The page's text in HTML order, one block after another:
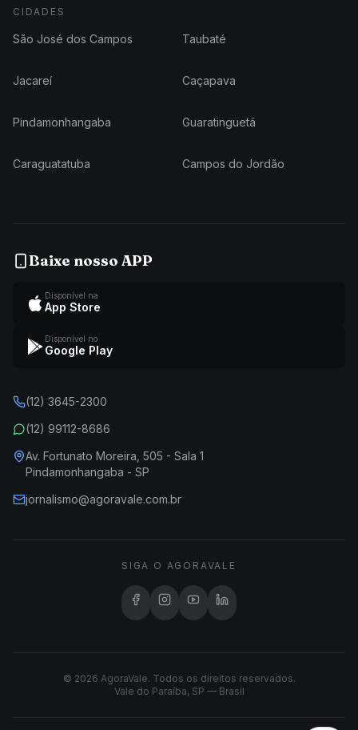
CIDADES
São José dos Campos Taubaté
Jacareí Caçapava
Pindamonhangaba Guaratinguetá
Caraguatatuba Campos do Jordão
Baixe nosso APP
Disponível na
App Store
Disponível no
Google Play
(12) 3645-2300
(12) 99112-8686
Av. Fortunato Moreira, 505 - Sala 1
Pindamonhangaba - SP
jornalismo@agoravale.com.br
SIGA O AGORAVALE
© 2026 AgoraVale. Todos os direitos reservados.
Vale do Paraíba, SP — Brasil